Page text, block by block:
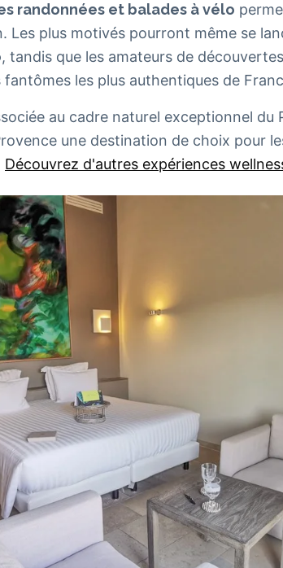
randonnées et balades à vélo
Les plus motivés pourront même se
, tandis que les amateurs de
les plus authentiques de
au cadre naturel exceptionnel du
une destination de choix pour
Découvrez d'autres expériences